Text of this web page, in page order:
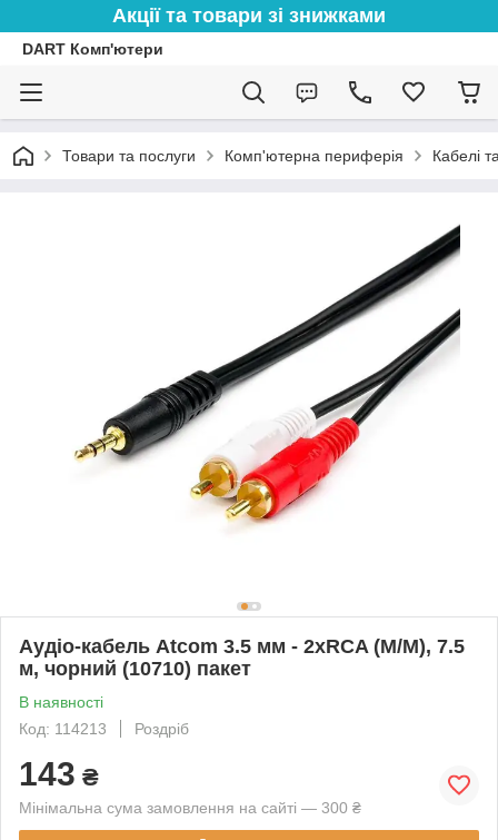
Акції та товари зі знижками
DART Комп'ютери
Товари та послуги Комп'ютерна периферія Кабелі
Аудіо-кабель Atcom 3.5 мм - 2xRCA (M/M), 7.5
м, чорний (10710) пакет
В наявності
Код: 114213
Роздріб
143 ₴
Мінімальна сума замовлення на сайті — 300 ₴